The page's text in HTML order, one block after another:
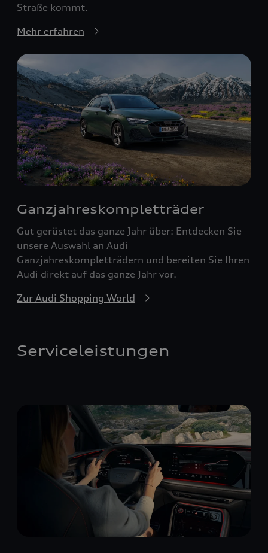
Straße kommt.
Mehr erfahren
Ganzjahreskompletträder
Gut gerüstet das ganze Jahr über: Entdecken Sie
unsere Auswahl an Audi
Ganzjahreskompletträdern und bereiten Sie Ihren
Audi direkt auf das ganze Jahr vor.
Zur Audi Shopping World
Serviceleistungen